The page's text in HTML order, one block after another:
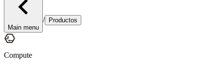
Main menu
/ Productos
Compute